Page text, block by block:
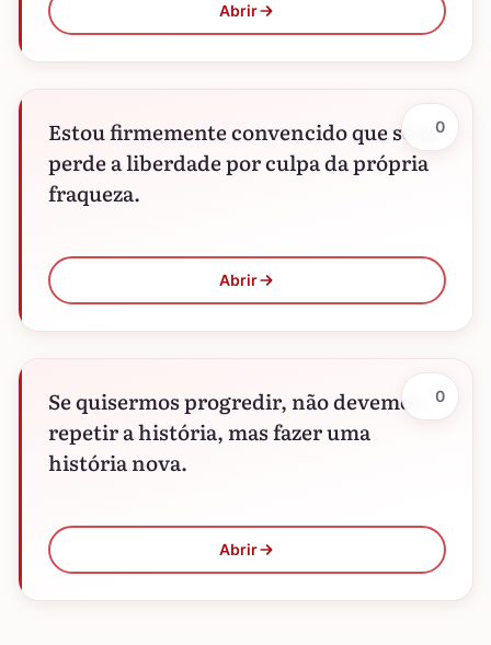
Abrir
Estou firmemente convencido que só se
perde a liberdade por culpa da própria
fraqueza.
Abrir
0
Se quisermos progredir, não devemos
repetir a história, mas fazer uma
história nova.
Abrir
0